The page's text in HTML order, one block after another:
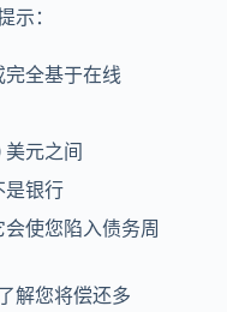
示：
全基于在线
美元之间
是银行
使您陷入债务周
解您将偿还多